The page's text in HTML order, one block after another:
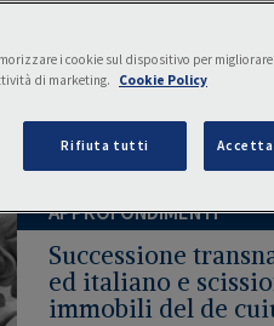
Balestra Luigi,Prof. Delle
APPROFONDIMENTI
Successione
ed italiano e
immobili del de
i cookie sul dispositivo per
di marketing.
Cookie Policy
Rifiuta tutti